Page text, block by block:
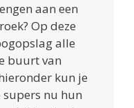
aan een
Op deze
alle
buurt van
kun je
nu hun